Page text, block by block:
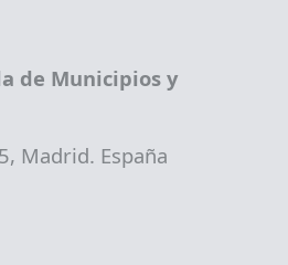
de Municipios y
Madrid. España